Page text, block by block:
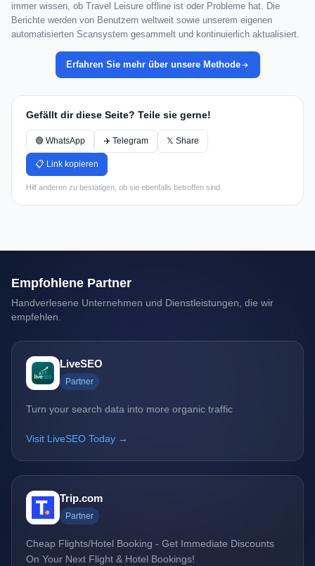
immer wissen, ob Travel Leisure offline ist oder Probleme hat. Die
Berichte werden von Benutzern weltweit sowie unserem eigenen
automatisierten Scansystem gesammelt und kontinuierlich aktualisiert.
Erfahren Sie mehr über unsere Methode
Gefällt dir diese Seite? Teile sie gerne!
🟢 WhatsApp ✈️ Telegram 𝕏 Share
📋 Link kopieren
Hilf anderen zu bestätigen, ob sie ebenfalls betroffen sind.
Empfohlene Partner
Handverlesene Unternehmen und Dienstleistungen, die wir
empfehlen.
LiveSEO
Partner
Turn your search data into more organic traffic
Visit LiveSEO Today →
Trip.com
Partner
Cheap Flights/Hotel Booking - Get Immediate Discounts
On Your Next Flight & Hotel Bookings!